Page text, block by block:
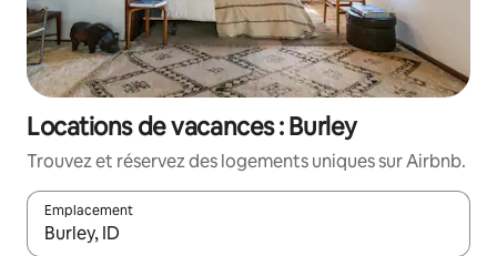
Locations de vacances : Burley
Trouvez et réservez des logements uniques sur Airbnb.
Emplacement
Quand les résultats sont affichés, parcourez-les en utilisant